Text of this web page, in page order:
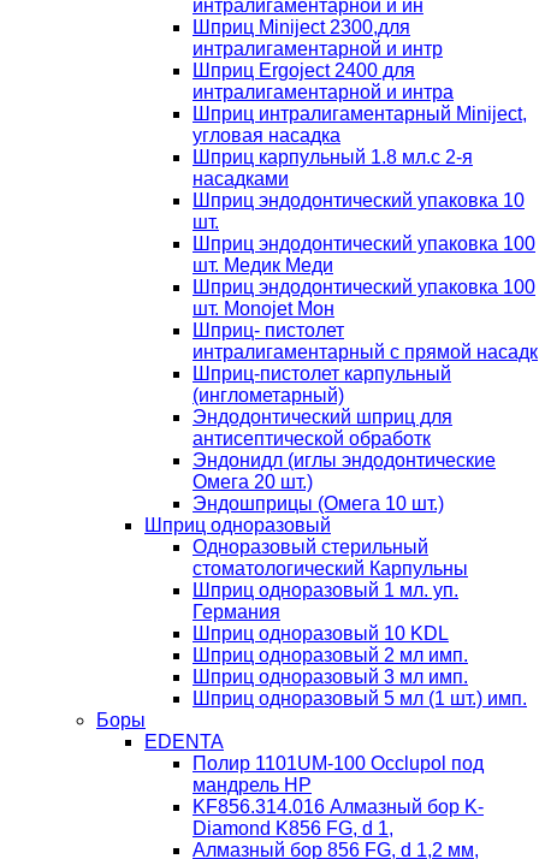
интралигаментарной и ин
Шприц Miniject 2300,для
интралигаментарной и интр
Шприц Ergoject 2400 для
интралигаментарной и интра
Шприц интралигаментарный Miniject,
угловая насадка
Шприц карпульный 1.8 мл.с 2-я
насадками
Шприц эндодонтический упаковка 10
шт.
Шприц эндодонтический упаковка 100
шт. Медик Меди
Шприц эндодонтический упаковка 100
шт. Monojet Мон
Шприц- пистолет
интралигаментарный с прямой насадк
Шприц-пистолет карпульный
(инглометарный)
Эндодонтический шприц для
антисептической обработк
Эндонидл (иглы эндодонтические
Омега 20 шт.)
Эндошприцы (Омега 10 шт.)
Шприц одноразовый
Одноразовый стерильный
стоматологический Карпульны
Шприц одноразовый 1 мл. уп.
Германия
Шприц одноразовый 10 KDL
Шприц одноразовый 2 мл имп.
Шприц одноразовый 3 мл имп.
Шприц одноразовый 5 мл (1 шт.) имп.
Боры
EDENTA
Полир 1101UM-100 Occlupol под
мандрель HP
KF856.314.016 Алмазный бор K-
Diamond K856 FG, d 1,
Алмазный бор 856 FG, d 1,2 мм,